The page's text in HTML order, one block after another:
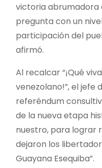
victoria abrumadora
pregunta con un
participación del
afirmó.
Al recalcar “¡Qué
venezolano!”, el jefe
referéndum
de la nueva etapa
nuestro, para lograr
dejaron los
Guayana Esequiba”.